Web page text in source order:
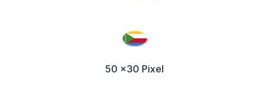
50 x30 Pixel